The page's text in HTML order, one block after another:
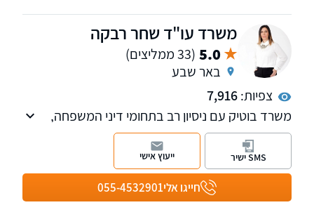
משרד עו"ד שחר רבקה
5.0 (33 ממליצים)
באר שבע
צפיות:7,916
משרד בוטיק עם ניסיון רב בתחומי דיני המשפחה,
מקרקעין וההוצאה לפועל. ניסיון רב בטיפול בהליכי
גירושין מורכבים וגם בסיום בהסכמים כאשר טובת
הילדים היא עיקרון המנחה אותנו. נשמח לקבוע
עמכם פגישת ייעוץ.חייגו אלי055-4532901
SMS ישיר ייעוץ אישי